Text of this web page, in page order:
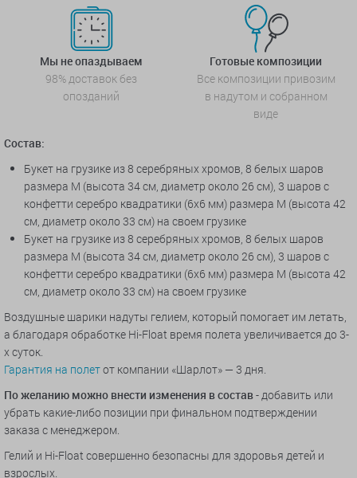
Мы не опаздываем
98% доставок без
опозданий
Готовые композиции
Все композиции привозим
в надутом и собранном
виде
Состав:
Букет на грузике из 8 серебряных хромов, 8 белых шаров
размера М (высота 34 см, диаметр около 26 см), 3 шаров с
конфетти серебро квадратики (6х6 мм) размера М (высота 42
см, диаметр около 33 см) на своем грузике
Букет на грузике из 8 серебряных хромов, 8 белых шаров
размера М (высота 34 см, диаметр около 26 см), 3 шаров с
конфетти серебро квадратики (6х6 мм) размера М (высота 42
см, диаметр около 33 см) на своем грузике
Воздушные шарики надуты гелием, который помогает им летать,
а благодаря обработке Hi-Float время полета увеличивается до 3-
х суток.
Гарантия на полетот компании «Шарлот» — 3 дня.
По желанию можно внести изменения в состав- добавить или
убрать какие-либо позиции при финальном подтверждении
заказа с менеджером.
Гелий и Hi-Float совершенно безопасны для здоровья детей и
взрослых.